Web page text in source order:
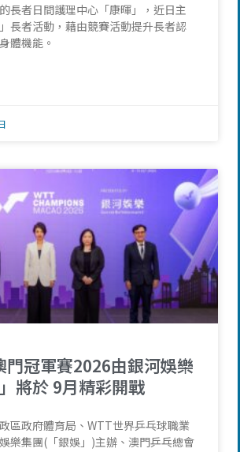
長者日間護理中心「康暉」，近日主
長者活動，藉由競賽活動提升長者認
體機能。
門冠軍賽2026由銀河娛樂
將於 9月精彩開戰
區政府體育局、WTT世界乒乓球職業
樂集團(「銀娛」)主辦、澳門乒乓總會